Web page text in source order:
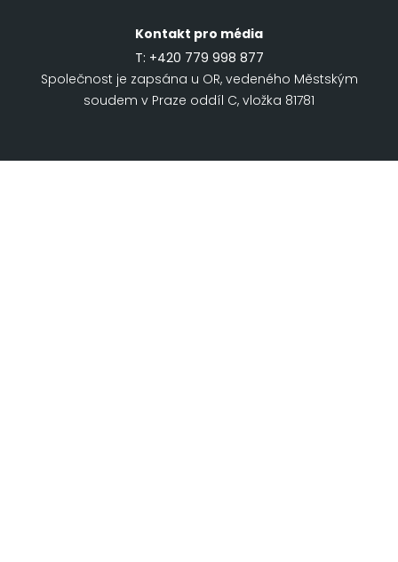
Kontakt pro média
T: +420 779 998 877
Společnost je zapsána u OR, vedeného Městským
soudem v Praze oddíl C, vložka 81781